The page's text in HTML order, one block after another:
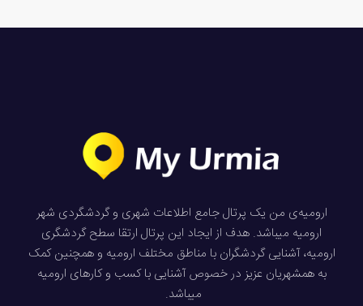
ارومیه‌ی من یک پرتال جامع اطلاعات شهری و گردشگردی شهر
ارومیه میباشد. هدف از ایجاد این پرتال ارتقا سطح گردشگری
ارومیه، آشنایی گردشگران با مناطق مختلف ارومیه و همچنین کمک
به همشهریان عزیز در خصوص آشنایی با کسب و کارهای ارومیه
میباشد.